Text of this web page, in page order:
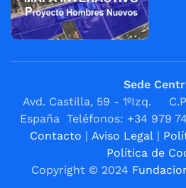
Sede
Avd. Castilla, 59 - 1ºIzq.
España Teléfonos: +34 979
Contacto | Aviso Legal |
Política de
Copyright © 2024